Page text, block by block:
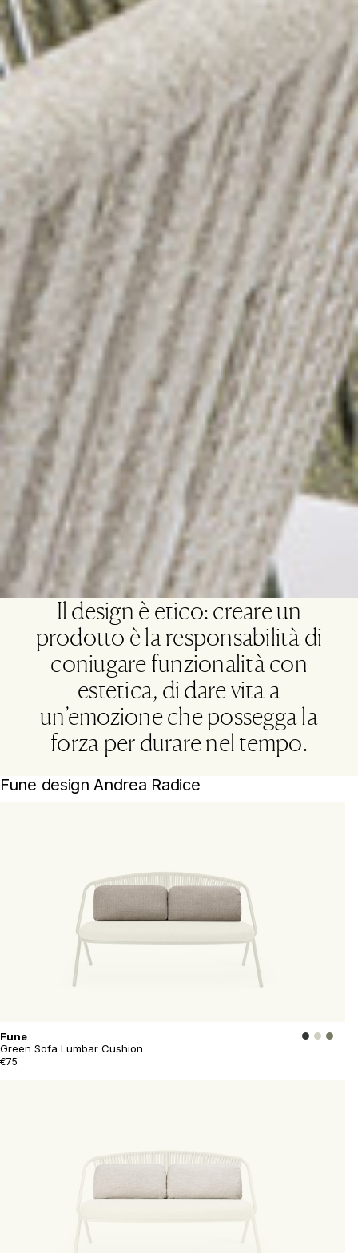
Il design è etico: creare un
prodotto è la responsabilità di
coniugare funzionalità con
estetica, di dare vita a
un’emozione che possegga la
forza per durare nel tempo.
Fune design Andrea Radice
Fune
Green Sofa Lumbar Cushion
€75